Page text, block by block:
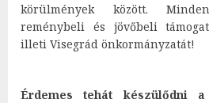
körülmények között.
reménybeli és jövőbeli
illeti Visegrád önkormányzatát!
Érdemes tehát készülődni